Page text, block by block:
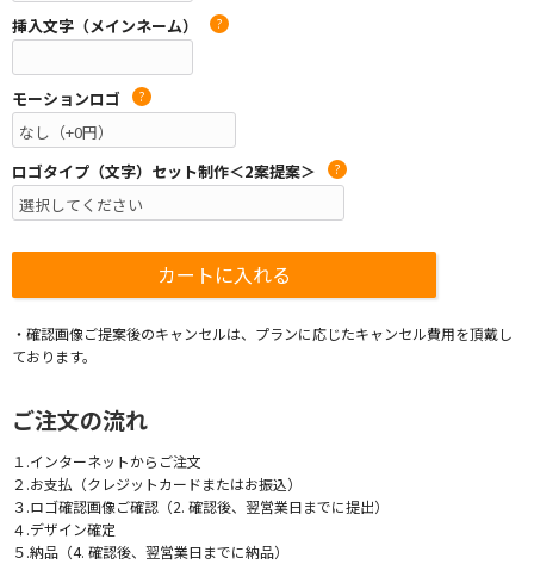
挿入文字（メインネーム） ?
モーションロゴ ?
ロゴタイプ（文字）セット制作＜2案提案＞ ?
・確認画像ご提案後のキャンセルは、プランに応じたキャンセル費用を頂戴し
ております。
ご注文の流れ
１.インターネットからご注文
２.お支払（クレジットカードまたはお振込）
３.ロゴ確認画像ご確認（2. 確認後、翌営業日までに提出）
４.デザイン確定
５.納品（4. 確認後、翌営業日までに納品）